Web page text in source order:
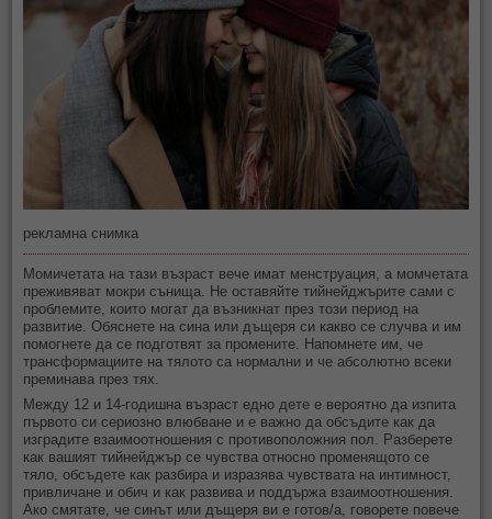
рекламна снимка
Момичетата на тази възраст вече имат менструация, а момчетата
преживяват мокри сънища. Не оставяйте тийнейджърите сами с
проблемите, които могат да възникнат през този период на
развитие. Обяснете на сина или дъщеря си какво се случва и им
помогнете да се подготвят за промените. Напомнете им, че
трансформациите на тялото са нормални и че абсолютно всеки
преминава през тях.
Между 12 и 14-годишна възраст едно дете е вероятно да изпита
първото си сериозно влюбване и е важно да обсъдите как да
изградите взаимоотношения с противоположния пол. Разберете
как вашият тийнейджър се чувства относно променящото се
тяло, обсъдете как разбира и изразява чувствата на интимност,
привличане и обич и как развива и поддържа взаимоотношения.
Ако смятате, че синът или дъщеря ви е готов/а, говорете повече